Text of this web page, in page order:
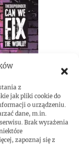
z
jak pliki cookie do
o urządzeniu.
dane, m.in.
Brak wyrażenia
zapoznaj się z